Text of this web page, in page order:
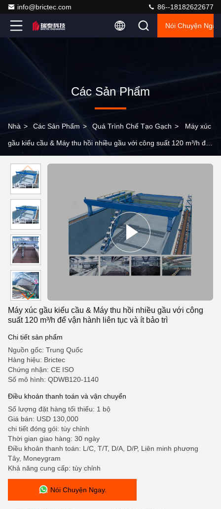
info@brictec.com 86--18182622677
Nói Chuyện Ngay.
Các Sản Phẩm
Nhà > Các Sản Phẩm > Quá Trình Chế Tạo Gạch > Máy xúc
gầu kiểu cầu & Máy thu hồi nhiều gầu với công suất 120 m³/h để
Máy xúc gầu kiểu cầu & Máy thu hồi nhiều gầu với công
suất 120 m³/h để vận hành liên tục và ít bảo trì
Chi tiết sản phẩm
Nguồn gốc: Trung Quốc
Hàng hiệu: Brictec
Chứng nhận: CE ISO
Số mô hình: QDWB120-1140
Điều khoản thanh toán và vận chuyển
Số lượng đặt hàng tối thiểu: 1 bộ
Giá bán: USD 130,000
chi tiết đóng gói: tùy chỉnh
Thời gian giao hàng: 30 ngày
Điều khoản thanh toán: L/C, T/T, D/A, D/P, Liên minh phương
Tây, Moneygram
Khả năng cung cấp: tùy chỉnh
Nói Chuyện Ngay.